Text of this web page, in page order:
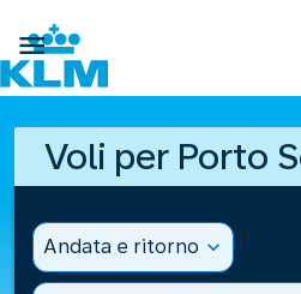

Voli per Porto
Andata e ritorno expand_more